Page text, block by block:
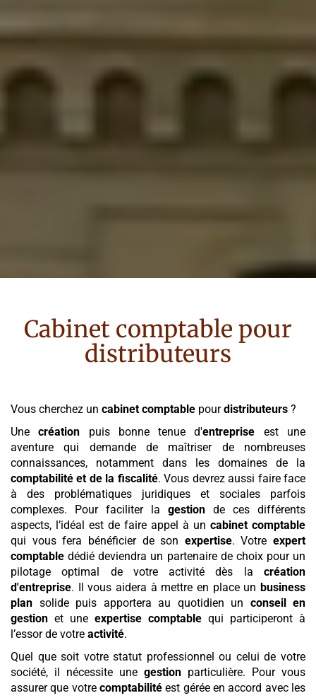
Cabinet comptable pour
distributeurs
Vous cherchez un cabinet comptable pourdistributeurs ?
Unecréation puis bonne tenue d'entreprise est une
aventure qui demande de maîtriser de nombreuses
connaissances, notamment dans les domaines de la
comptabilité et de la fiscalité. Vous devrez aussi faire face
à des problématiques juridiques et sociales parfois
complexes. Pour faciliter la gestion de ces différents
aspects, l’idéal est de faire appel à un cabinet comptable
qui vous fera bénéficier de son expertise. Votre expert
comptable dédié deviendra un partenaire de choix pour un
pilotage optimal de votre activité dès la création
d'entreprise. Il vous aidera à mettre en place un business
plan solide puis apportera au quotidien un conseil en
gestion et une expertise comptable qui participeront à
l’essor de votre activité.
Quel que soit votre statut professionnel ou celui de votre
société, il nécessite une gestion particulière. Pour vous
assurer que votrecomptabilité est gérée en accord avec les